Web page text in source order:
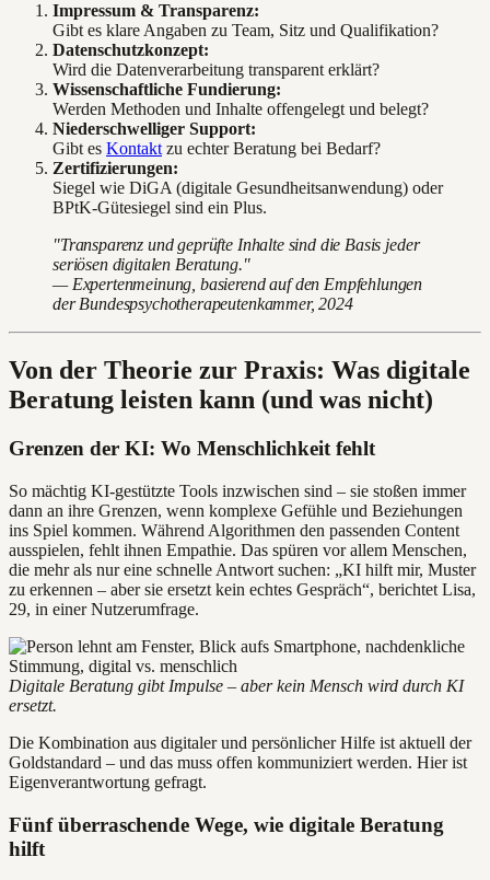
Impressum & Transparenz:
Gibt es klare Angaben zu Team, Sitz und Qualifikation?
Datenschutzkonzept:
Wird die Datenverarbeitung transparent erklärt?
Wissenschaftliche Fundierung:
Werden Methoden und Inhalte offengelegt und belegt?
Niederschwelliger Support:
Gibt es Kontaktzu echter Beratung bei Bedarf?
Zertifizierungen:
Siegel wie DiGA (digitale Gesundheitsanwendung) oder
BPtK-Gütesiegel sind ein Plus.
"Transparenz und geprüfte Inhalte sind die Basis jeder
seriösen digitalen Beratung."
— Expertenmeinung, basierend auf den Empfehlungen
der Bundespsychotherapeutenkammer, 2024
Von der Theorie zur Praxis: Was digitale
Beratung leisten kann (und was nicht)
Grenzen der KI: Wo Menschlichkeit fehlt
So mächtig KI-gestützte Tools inzwischen sind – sie stoßen immer
dann an ihre Grenzen, wenn komplexe Gefühle und Beziehungen
ins Spiel kommen. Während Algorithmen den passenden Content
ausspielen, fehlt ihnen Empathie. Das spüren vor allem Menschen,
die mehr als nur eine schnelle Antwort suchen: „KI hilft mir, Muster
zu erkennen – aber sie ersetzt kein echtes Gespräch“, berichtet Lisa,
29, in einer Nutzerumfrage.
Digitale Beratung gibt Impulse – aber kein Mensch wird durch KI
ersetzt.
Die Kombination aus digitaler und persönlicher Hilfe ist aktuell der
Goldstandard – und das muss offen kommuniziert werden. Hier ist
Eigenverantwortung gefragt.
Fünf überraschende Wege, wie digitale Beratung
hilft